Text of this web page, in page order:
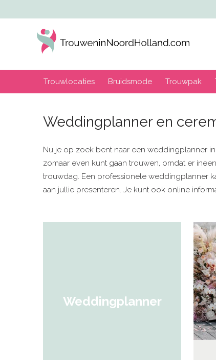
Trouwlocaties Bruidsmode Trouwpak
Weddingplanner en
Nu je op zoek bent naar een weddingplanner
zomaar even kunt gaan trouwen, omdat er
trouwdag. Een professionele weddingplanner
aan jullie presenteren. Je kunt ook online
Weddingplanner